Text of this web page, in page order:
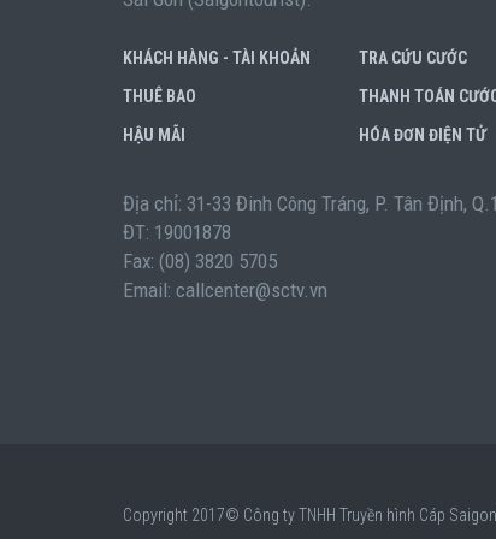
KHÁCH HÀNG - TÀI KHOẢN
THUÊ BAO
HẬU MÃI
TRA CỨU CƯỚC
THANH TOÁN
HÓA ĐƠN ĐIỆN TỬ
Địa chỉ: 31-33 Đinh Công Tráng, P. Tân Định,
ĐT: 19001878
Fax: (08) 3820 5705
Email: callcenter@sctv.vn
Copyright 2017© Công ty TNHH Truyền hình Cáp